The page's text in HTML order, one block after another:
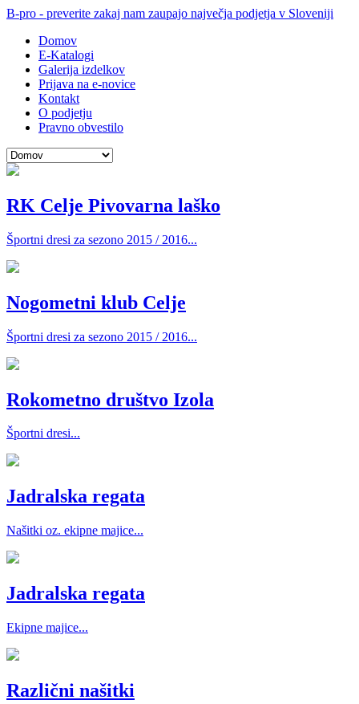
B-pro - preverite zakaj nam zaupajo največja podjetja v Sloveniji
Domov
E-Katalogi
Galerija izdelkov
Prijava na e-novice
Kontakt
O podjetju
Pravno obvestilo
RK Celje Pivovarna laško
Športni dresi za sezono 2015 / 2016...
Nogometni klub Celje
Športni dresi za sezono 2015 / 2016...
Rokometno društvo Izola
Športni dresi...
Jadralska regata
Našitki oz. ekipne majice...
Jadralska regata
Ekipne majice...
Različni našitki